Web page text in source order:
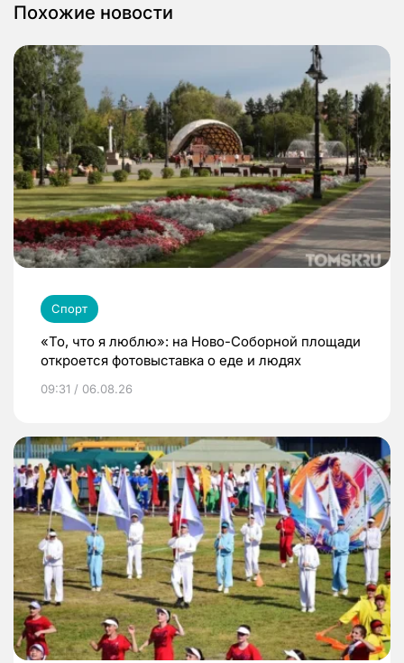
Похожие новости
Спорт
«То, что я люблю»: на Ново-Соборной площади
откроется фотовыставка о еде и людях
09:31 / 06.08.26